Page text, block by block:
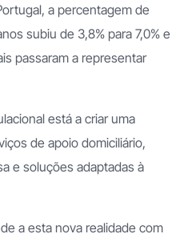
a percentagem de
subiu de 3,8% para 7,0% e
passaram a representar
está a criar uma
de apoio domiciliário,
e soluções adaptadas à
a esta nova realidade com